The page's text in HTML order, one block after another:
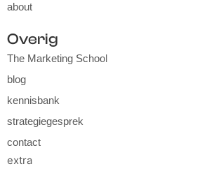
about
Overig
The Marketing School
blog
kennisbank
strategiegesprek
contact
extra